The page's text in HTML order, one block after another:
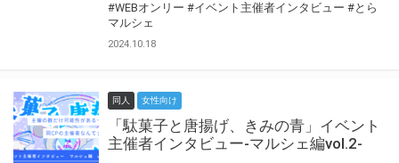
#WEBオンリー #イベント主催者インタビュー #とら
マルシェ
2024.10.18
同人 女性向け
「駄菓子と唐揚げ、きみの青」イベント
主催者インタビュー-マルシェ編vol.2-